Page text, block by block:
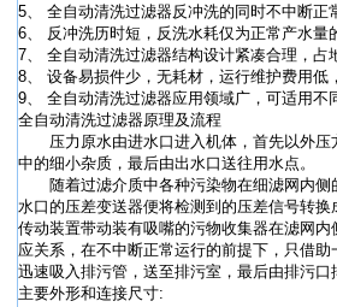
5、 全自动清洗过滤器反冲洗的同时不中断正
6、 反冲洗历时短，反洗水耗仅为正常产水
7、 全自动清洗过滤器结构设计紧凑合理，占
8、 设备易损件少，无耗材，运行维护费用低
9、 全自动清洗过滤器应用领域广，可适用不
全自动清洗过滤器原理及流程
压力原水由进水口进入机体，首先以外压
中的细小杂质，最后由出水口送往用水点。
随着过滤介质中各种污染物在细滤网内侧
水口的压差变送器便将检测到的压差信号转
传动装置带动装有吸嘴的污物收集器在滤网
应关系，在不中断正常运行的前提下，只借
迅速吸入排污管，送至排污室，最后由排污
主要外形和连接尺寸: